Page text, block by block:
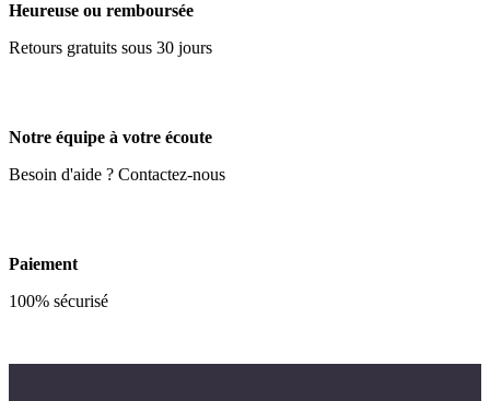
Heureuse ou remboursée
Retours gratuits sous 30 jours
Notre équipe à votre écoute
Besoin d'aide ? Contactez-nous
Paiement
100% sécurisé